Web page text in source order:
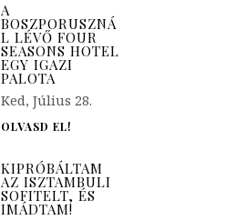
A
BOSZPORUSZNÁ
L LÉVŐ FOUR
SEASONS HOTEL
EGY IGAZI
PALOTA
Ked, Július 28.
OLVASD EL!
KIPRÓBÁLTAM
AZ ISZTAMBULI
SOFITELT, ÉS
IMÁDTAM!